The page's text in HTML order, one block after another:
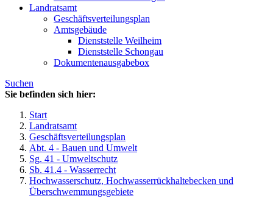
Landratsamt
Geschäftsverteilungsplan
Amtsgebäude
Dienststelle Weilheim
Dienststelle Schongau
Dokumentenausgabebox
Suchen
Sie befinden sich hier:
Start
Landratsamt
Geschäftsverteilungsplan
Abt. 4 - Bauen und Umwelt
Sg. 41 - Umweltschutz
Sb. 41.4 - Wasserrecht
Hochwasserschutz, Hochwasserrückhaltebecken und
Überschwemmungsgebiete